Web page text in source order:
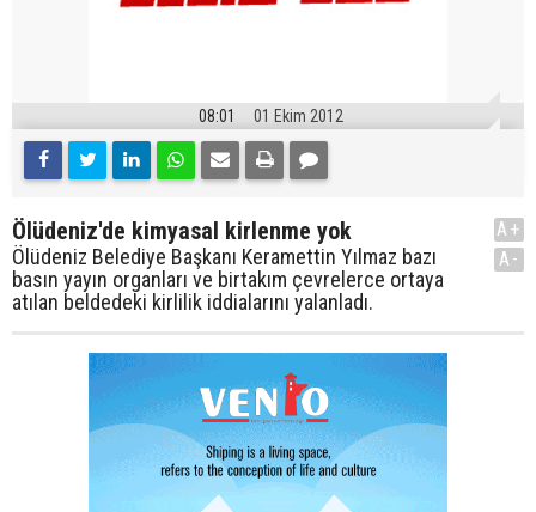
08:01 01 Ekim 2012
Ölüdeniz'de kimyasal kirlenme yok
Ölüdeniz Belediye Başkanı Keramettin Yılmaz bazı
basın yayın organları ve birtakım çevrelerce ortaya
atılan beldedeki kirlilik iddialarını yalanladı.
A+
A-